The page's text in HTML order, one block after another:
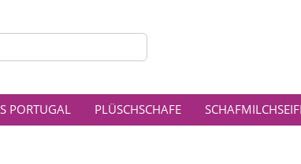
PORTUGAL PLÜSCHSCHAFE